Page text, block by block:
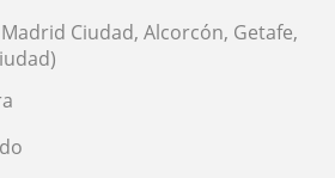
Ciudad, Alcorcón, Getafe,